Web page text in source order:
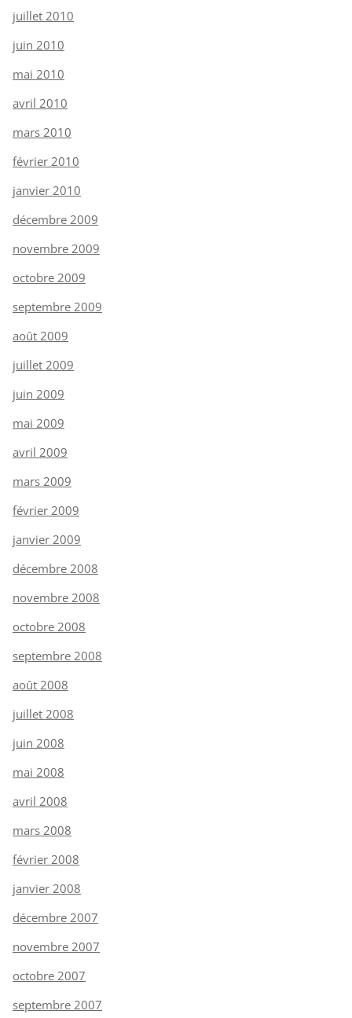
juillet 2010
juin 2010
mai 2010
avril 2010
mars 2010
février 2010
janvier 2010
décembre 2009
novembre 2009
octobre 2009
septembre 2009
août 2009
juillet 2009
juin 2009
mai 2009
avril 2009
mars 2009
février 2009
janvier 2009
décembre 2008
novembre 2008
octobre 2008
septembre 2008
août 2008
juillet 2008
juin 2008
mai 2008
avril 2008
mars 2008
février 2008
janvier 2008
décembre 2007
novembre 2007
octobre 2007
septembre 2007